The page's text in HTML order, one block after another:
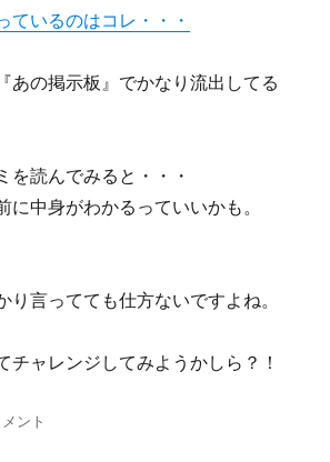
ているのはコレ・・・
あの掲示板』でかなり流出してる
を読んでみると・・・
に中身がわかるっていいかも。
り言ってても仕方ないですよね。
チャレンジしてみようかしら？！
ント